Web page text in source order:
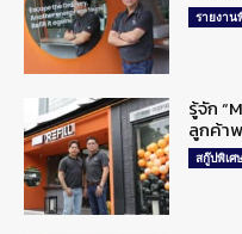
รายงาน
รู้จัก
ลูกค้า
สกู๊ปพิเศ